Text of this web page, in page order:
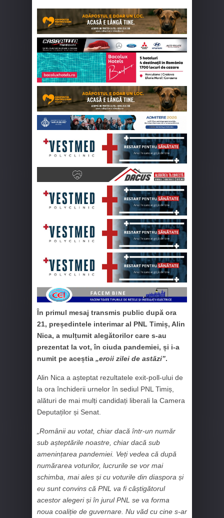
În primul mesaj transmis public după ora
21, președintele interimar al PNL Timiș, Alin
Nica, a mulțumit alegătorilor care s-au
prezentat la vot, în ciuda pandemiei, și i-a
numit pe aceștia „eroii zilei de astăzi”.
Alin Nica a așteptat rezultatele exit-poll-ului de
la ora închiderii urnelor în sediul PNL Timiș,
alături de mai mulți candidați liberali la Camera
Deputaților și Senat.
„Românii au votat, chiar dacă într-un număr
sub așteptările noastre, chiar dacă sub
amenințarea pandemiei. Veți vedea că după
numărarea voturilor, lucrurile se vor mai
schimba, mai ales și cu voturile din diaspora și
eu sunt convins că PNL va fi câștigătorul
acestor alegeri și în jurul PNL se va forma
noua coaliție de guvernare. Nu văd cu cine s-ar